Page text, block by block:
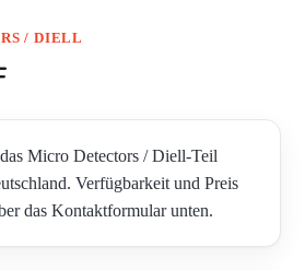
/ DIELL
Micro Detectors / Diell-Teil
Verfügbarkeit und Preis
das Kontaktformular unten.